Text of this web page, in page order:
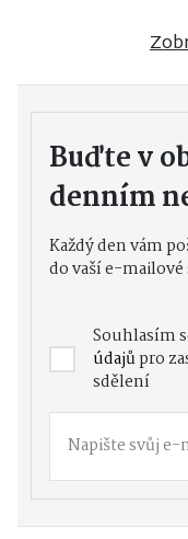
Buďte v
denním
Každý den vám
do vaší e-
Souhlasím
údajůpro
sdělení